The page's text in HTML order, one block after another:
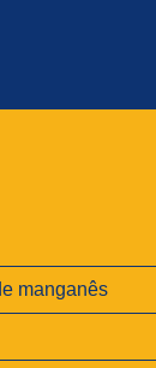
manganês